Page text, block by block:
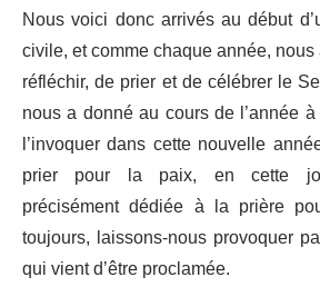
Nous voici donc arrivés au début
civile, et comme chaque année,
réfléchir, de prier et de célébrer le
nous a donné au cours de l’année
l’invoquer dans cette nouvelle
prier pour la paix, en cette
précisément dédiée à la prière
toujours, laissons-nous provoquer
qui vient d’être proclamée.